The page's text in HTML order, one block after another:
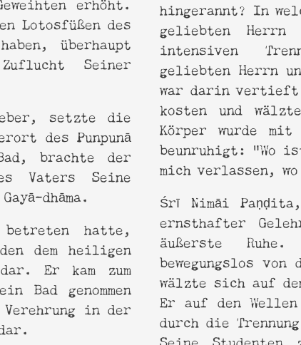
Lotosfüßen des
überhaupt
Seiner
setzte die
des Punpunā
brachte der
Vaters Seine
dhāma.
betreten hatte,
dem heiligen
Er kam zum
Bad genommen
in der
hingerannt? In
geliebten
intensiven
geliebten Herrn
war darin vertieft
kosten und
Körper wurde
beunruhigt: "Wo
mich verlassen,
Śrī Nimāi
ernsthafter
äußerste
bewegungslos
wälzte sich auf
Er auf den
durch die
Seine